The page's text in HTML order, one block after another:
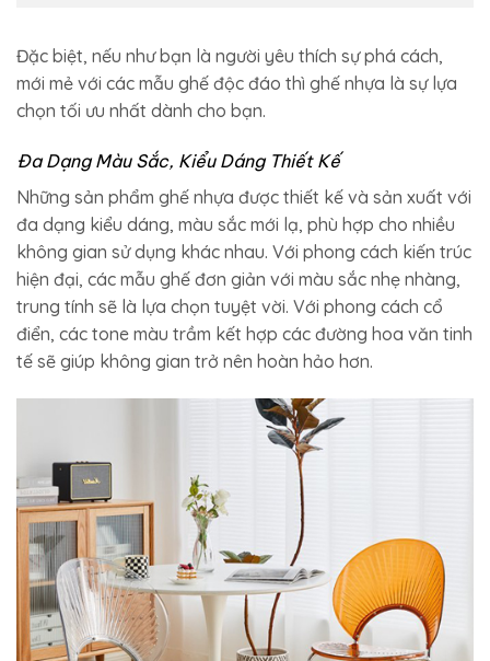
Đặc biệt, nếu như bạn là người yêu thích sự phá cách,
mới mẻ với các mẫu ghế độc đáo thì ghế nhựa là sự lựa
chọn tối ưu nhất dành cho bạn.
Đa Dạng Màu Sắc, Kiểu Dáng Thiết Kế
Những sản phẩm ghế nhựa được thiết kế và sản xuất với
đa dạng kiểu dáng, màu sắc mới lạ, phù hợp cho nhiều
không gian sử dụng khác nhau. Với phong cách kiến trúc
hiện đại, các mẫu ghế đơn giản với màu sắc nhẹ nhàng,
trung tính sẽ là lựa chọn tuyệt vời. Với phong cách cổ
điển, các tone màu trầm kết hợp các đường hoa văn tinh
tế sẽ giúp không gian trở nên hoàn hảo hơn.